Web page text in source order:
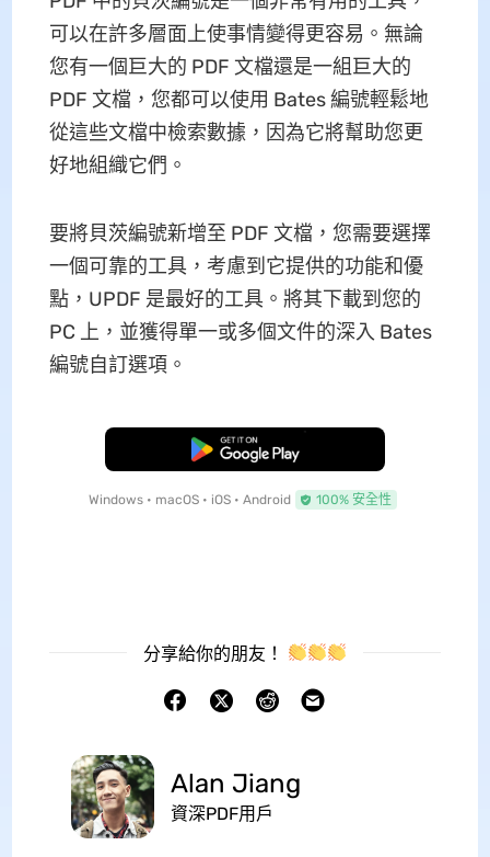
可以在許多層面上使事情變得更容易。無論
您有一個巨大的 PDF 文檔還是一組巨大的
PDF 文檔，您都可以使用 Bates 編號輕鬆地
從這些文檔中檢索數據，因為它將幫助您更
好地組織它們。
要將貝茨編號新增至 PDF 文檔，您需要選擇
一個可靠的工具，考慮到它提供的功能和優
點，UPDF 是最好的工具。將其下載到您的
PC 上，並獲得單一或多個文件的深入 Bates
編號自訂選項。
免費下載
Windows • macOS • iOS • Android 100% 安全性
分享給你的朋友！
Alan Jiang
資深PDF用戶